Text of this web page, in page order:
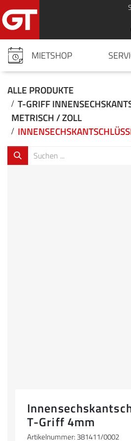
MIETSHOP
ALLE PRODUKTE
T-GRIFF
METRISCH / ZOLL
T-Griff 4mm
Artikelnummer: 381411/0002